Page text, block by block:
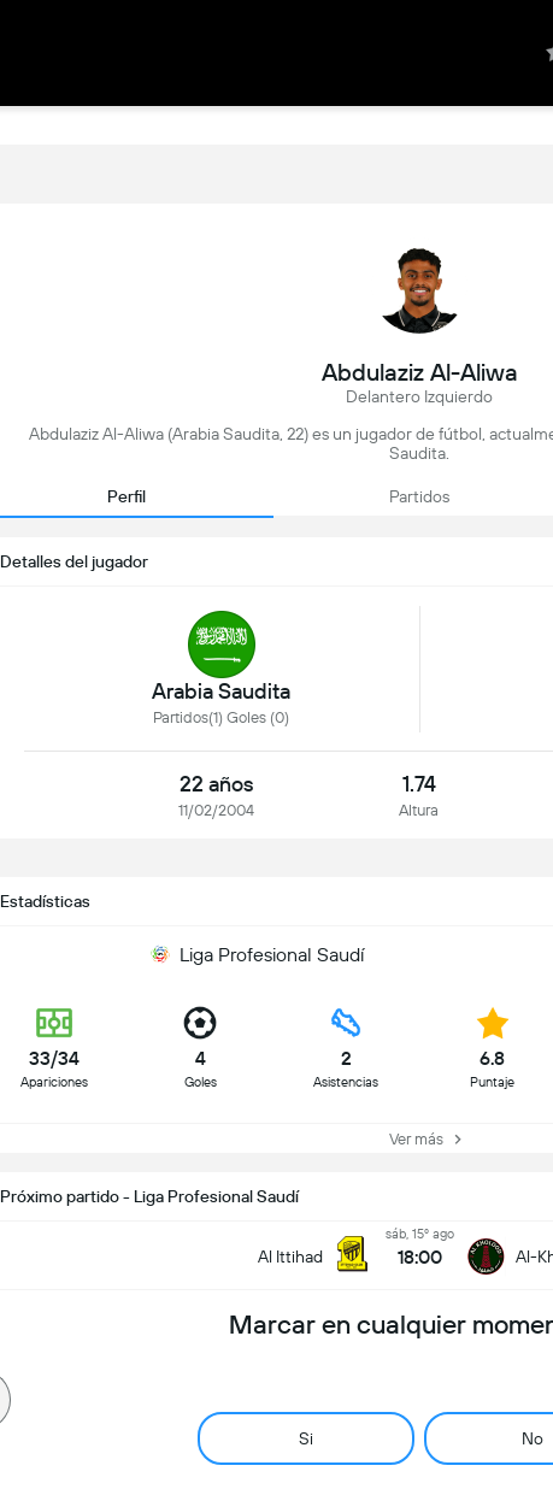
Abdulaziz Al-Aliwa
Delantero Izquierdo
Abdulaziz Al-Aliwa (Arabia Saudita, 22) es un jugador de fútbol,
Saudita.
Perfil Partidos
Detalles del jugador
Arabia Saudita
Partidos(1) Goles (0)
22 años
11/02/2004
1.74
Altura
Estadísticas
Liga Profesional Saudí
33/34
Apariciones
4
Goles
2
Asistencias
6.8
Puntaje
Ver más
Próximo partido - Liga Profesional Saudí
Al Ittihad
sáb, 15º ago
18:00 Al-
Marcar en cualquier
Si No